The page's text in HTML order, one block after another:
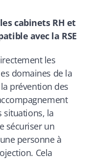
cabinets RH et
avec la RSE
les
domaines de la
prévention des
situations, la
sécuriser un
personne à
Cela